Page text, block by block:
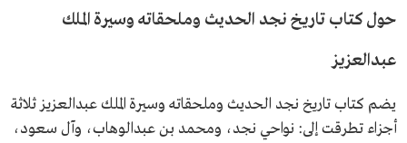
حول كتاب تاريخ نجد الحديث وملحقاته وسيرة الملك
عبدالعزيز
يضم كتاب تاريخ نجد الحديث وملحقاته وسيرة الملك عبدالعزيز ثلاثة
أجزاء تطرقت إلى: نواحي نجد، ومحمد بن عبدالوهاب، وآل سعود،